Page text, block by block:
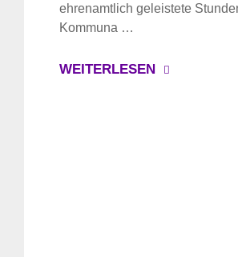
ehrenamtlich geleistete
Kommuna …
WEITERLESEN